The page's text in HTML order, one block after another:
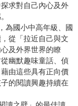
求對自己內心及外
為國小中高年級、國
從「拉近自己與文
及外界世界的瞭
幽默趣味童話、偵
由這些具有正向價
的閱讀興趣持續在